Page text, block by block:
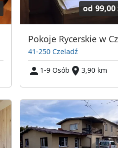
od 99,00
41-250 Czeladź
1-9 Osób
3,90 km